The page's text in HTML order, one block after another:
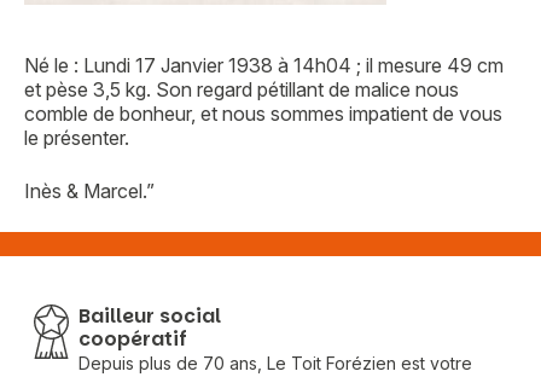
Vous recherchez&nbsp;:
Né le : Lundi 17 Janvier 1938 à 14h04 ; il mesure 49 cm
et pèse 3,5 kg. Son regard pétillant de malice nous
comble de bonheur, et nous sommes impatient de vous
le présenter.
Inès & Marcel.”
Bailleur social
coopératif
Depuis plus de 70 ans, Le Toit Forézien est votre